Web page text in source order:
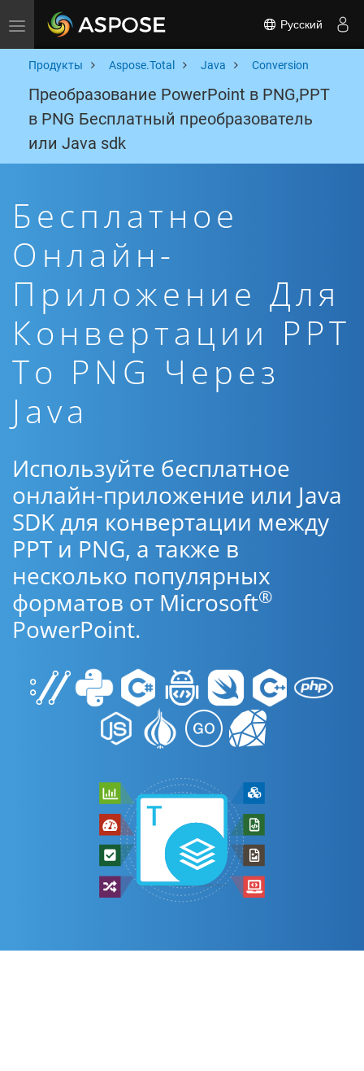
Toggle navigation Русский
Продукты Aspose.Total Java Conversion
Преобразование PowerPoint в PNG,PPT
в PNG Бесплатный преобразователь
или Java sdk
Бесплатное
Онлайн-
Приложение Для
Конвертации PPT
To PNG Через
Java
Используйте бесплатное
онлайн-приложение или Java
SDK для конвертации между
PPT и PNG, а также в
несколько популярных
форматов от Microsoft®
PowerPoint.